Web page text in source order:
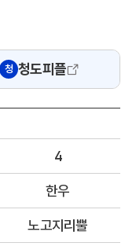
청 청도피플
4
한우
노고지리뿔